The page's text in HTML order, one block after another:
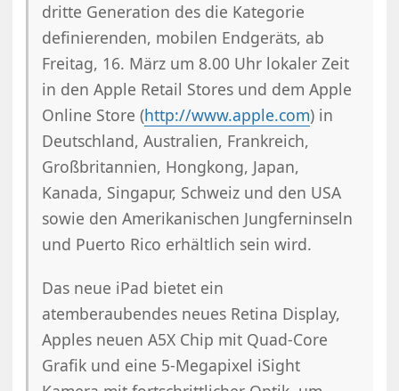
dritte Generation des die Kategorie
definierenden, mobilen Endgeräts, ab
Freitag, 16. März um 8.00 Uhr lokaler Zeit
in den Apple Retail Stores und dem Apple
Online Store (http://www.apple.com) in
Deutschland, Australien, Frankreich,
Großbritannien, Hongkong, Japan,
Kanada, Singapur, Schweiz und den USA
sowie den Amerikanischen Jungferninseln
und Puerto Rico erhältlich sein wird.
Das neue iPad bietet ein
atemberaubendes neues Retina Display,
Apples neuen A5X Chip mit Quad-Core
Grafik und eine 5-Megapixel iSight